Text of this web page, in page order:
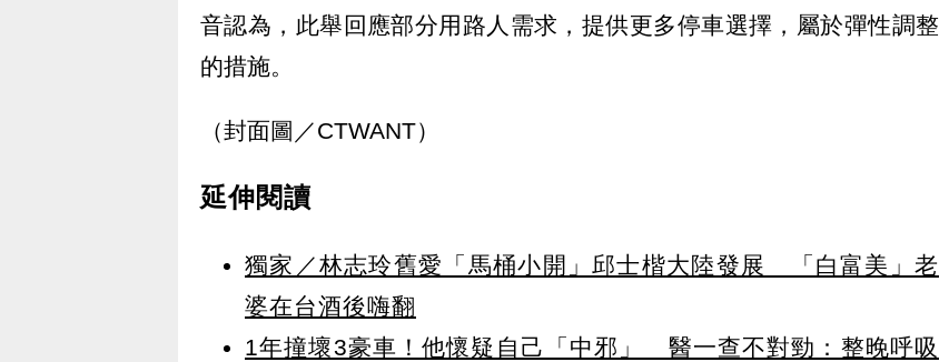
音認為，此舉回應部分用路人需求，提供更多停車選擇，屬於彈性調整
的措施。
（封面圖／CTWANT）
延伸閱讀
獨家／林志玲舊愛「馬桶小開」邱士楷大陸發展 「白富美」老
婆在台酒後嗨翻
1年撞壞3豪車！他懷疑自己「中邪」 醫一查不對勁：整晚呼吸